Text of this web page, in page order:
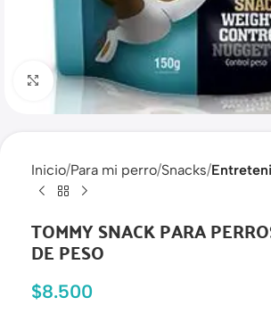
Haga clic para ampliar
Inicio Para mi perro Snacks
TOMMY SNACK PARA
DE PESO
$8.500